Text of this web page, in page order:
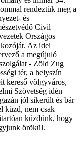
rendeztük meg a
és
Civil
Országos
Az idei
a megújuló
- Zöld Zug
tér, a helyszín
kereső völgyváros,
Szövetség idén
jól sikerült és bár
küzd, nem csak
küzdünk, hogy
örökül.